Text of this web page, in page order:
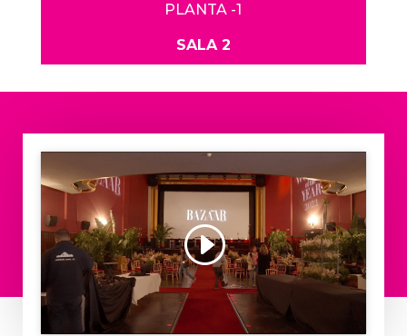
PLANTA -1
SALA 2
Haz clic para aceptar cookies de
marketing y permitir este contenido